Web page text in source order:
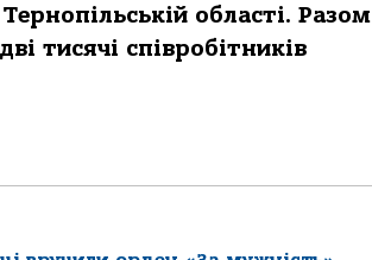
області. Разом
тисячі співробітників